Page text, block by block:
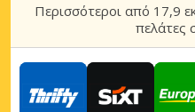
Περισσότεροι από 17,9
πελάτες